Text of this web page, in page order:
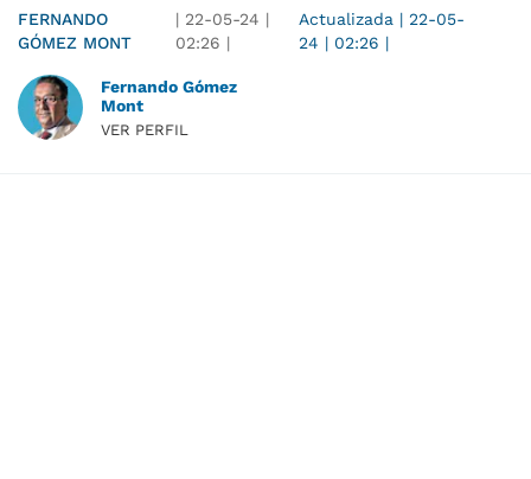
FERNANDO
GÓMEZ MONT
| 22-05-24 |
02:26 |
Actualizada | 22-05-
24 | 02:26 |
Fernando Gómez
Mont
VER PERFIL